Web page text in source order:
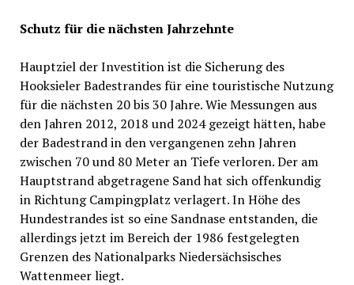
Schutz für die nächsten Jahrzehnte
Hauptziel der Investition ist die Sicherung des
Hooksieler Badestrandes für eine touristische Nutzung
für die nächsten 20 bis 30 Jahre. Wie Messungen aus
den Jahren 2012, 2018 und 2024 gezeigt hätten, habe
der Badestrand in den vergangenen zehn Jahren
zwischen 70 und 80 Meter an Tiefe verloren. Der am
Hauptstrand abgetragene Sand hat sich offenkundig
in Richtung Campingplatz verlagert. In Höhe des
Hundestrandes ist so eine Sandnase entstanden, die
allerdings jetzt im Bereich der 1986 festgelegten
Grenzen des Nationalparks Niedersächsisches
Wattenmeer liegt.